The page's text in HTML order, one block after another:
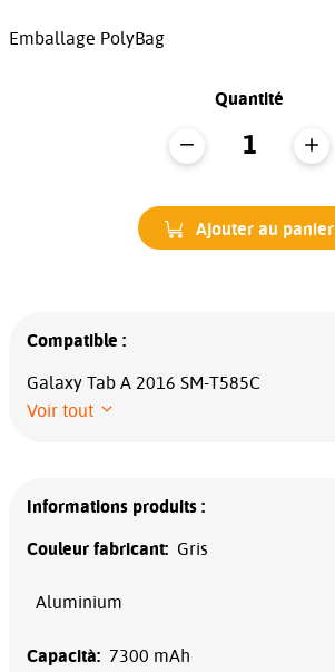
Emballage PolyBag
Quantité
Ajouter au panier
Compatible :
Galaxy Tab A 2016 SM-T585C
Voir tout
Informations produits :
Couleur fabricant: Gris
Aluminium
Capacità: 7300 mAh